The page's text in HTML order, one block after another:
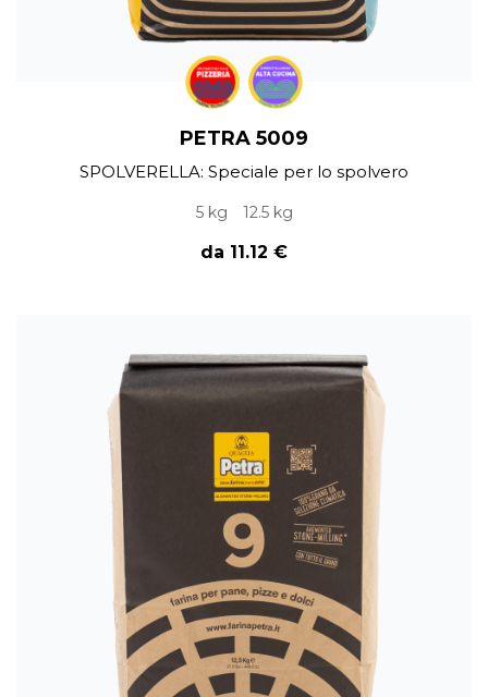
PETRA 5009
SPOLVERELLA: Speciale per lo spolvero
5 kg 12.5 kg
da 11.12 €